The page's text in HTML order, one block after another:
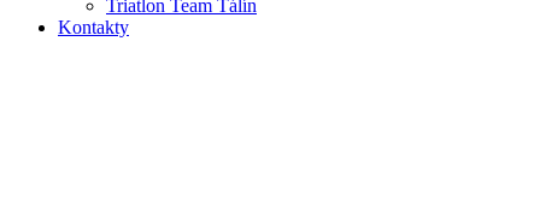
Triatlon Team Tálín
Kontakty